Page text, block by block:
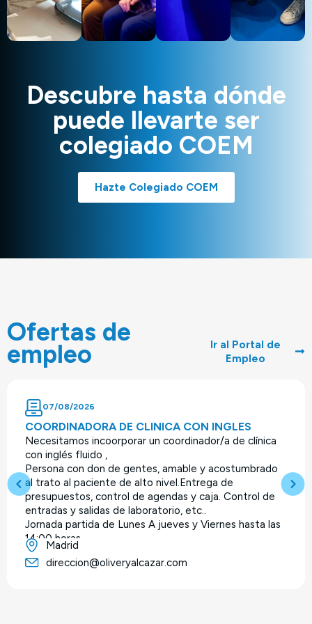
Descubre hasta dónde
puede llevarte ser
colegiado COEM
Hazte Colegiado COEM
Ofertas de
empleo
Ir al Portal de
Empleo
07/08/2026
COORDINADORA DE CLINICA CON INGLES
Necesitamos incoorporar un coordinador/a de clínica
con inglés fluido ,
Persona con don de gentes, amable y acostumbrado
al trato al paciente de alto nivel.Entrega de
presupuestos, control de agendas y caja. Control de
entradas y salidas de laboratorio, etc..
Jornada partida de Lunes A jueves y Viernes hasta las
14:00 horas.
Sueldo fijo+comisiones
Madrid
direccion@oliveryalcazar.com